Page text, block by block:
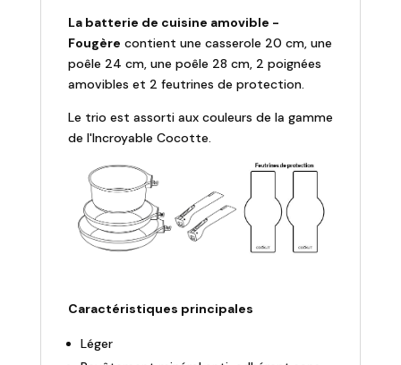
La batterie de cuisine amovible -
Fougère contient une casserole 20 cm, une
poêle 24 cm, une poêle 28 cm, 2 poignées
amovibles et 2 feutrines de protection.
Le trio est assorti aux couleurs de la gamme
de l'Incroyable Cocotte.
Caractéristiques principales
Léger